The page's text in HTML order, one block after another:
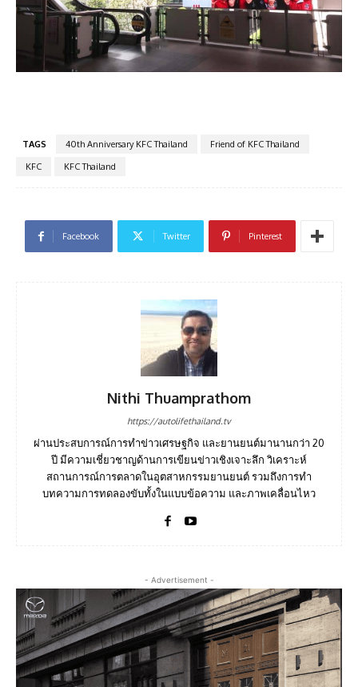
TAGS 40th Anniversary KFC Thailand
Friend of KFC Thailand
KFC
KFC Thailand
Facebook Twitter Pinterest
Nithi Thuamprathom
https://autolifethailand.tv
ผ่านประสบการณ์การทำข่าวเศรษฐกิจ และยานยนต์มานานกว่า 20
ปี มีความเชี่ยวชาญด้านการเขียนข่าวเชิงเจาะลึก วิเคราะห์
สถานการณ์การตลาดในอุตสาหกรรมยานยนต์ รวมถึงการทำ
บทความการทดลองขับทั้งในแบบข้อความ และภาพเคลื่อนไหว
- Advertisement -